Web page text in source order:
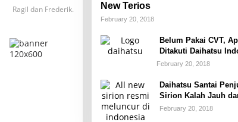
Ragil dan Frederik.
New Terios
February 20, 2018
Belum Pakai CVT,
Ditakuti Daihatsu
February 20, 2018
Daihatsu Santai
Sirion Kalah Jauh
LCGC
February 20, 2018